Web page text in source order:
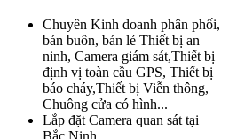
Chuyên Kinh doanh phân phối,
bán buôn, bán lẻ Thiết bị an
ninh, Camera giám sát,Thiết bị
định vị toàn cầu GPS, Thiết bị
báo cháy,Thiết bị Viễn thông,
Chuông cửa có hình...
Lắp đặt Camera quan sát tại
Bắc Ninh